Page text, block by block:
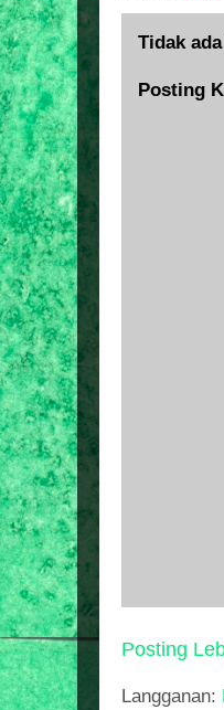
Tidak
Posting
Posting
Langganan: